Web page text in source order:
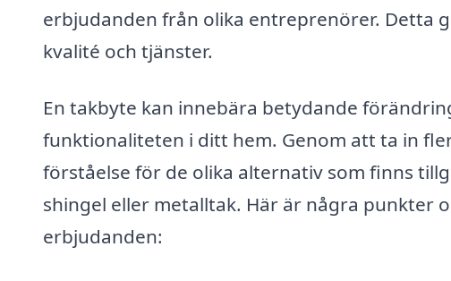
erbjudanden från olika entreprenörer. Detta
kvalité och tjänster.
En takbyte kan innebära betydande
funktionaliteten i ditt hem. Genom att ta in
förståelse för de olika alternativ som finns
shingel eller metalltak. Här är några punkter
erbjudanden: